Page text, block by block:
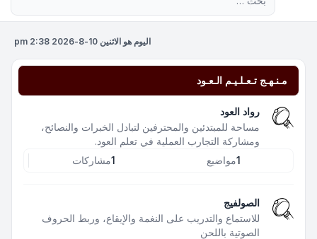
اليوم هو الاثنين 10-8-2026 2:38 pm
مـنـهـج تـعـلـيـم الـعـود
رواد العود
مساحة للمبتدئين والمحترفين لتبادل الخبرات والنصائح،
ومشاركة التجارب العملية في تعلم العود.
1مواضيع 1مشاركات
الصولفيج
للاستماع والتدريب على النغمة والإيقاع، وربط الحروف
الصوتية باللحن